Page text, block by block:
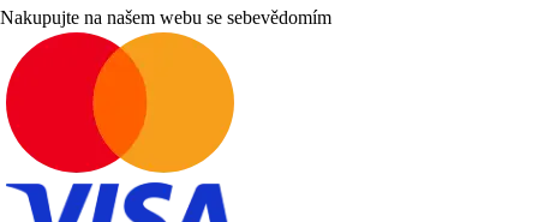
Nakupujte na našem webu se sebevědomím